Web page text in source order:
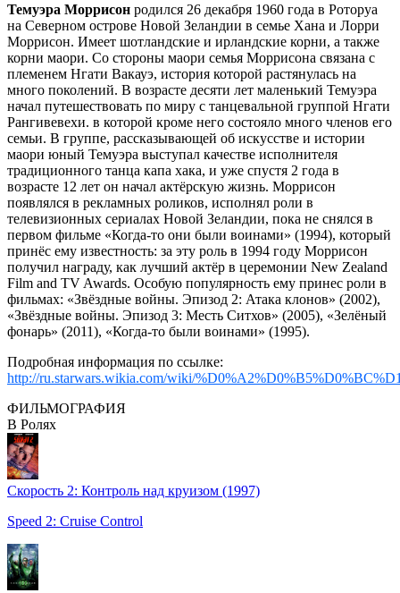
Темуэра Моррисон родился 26 декабря 1960 года в Роторуа
на Северном острове Новой Зеландии в семье Хана и Лорри
Моррисон. Имеет шотландские и ирландские корни, а также
корни маори. Со стороны маори семья Моррисона связана с
племенем Нгати Вакауэ, история которой растянулась на
много поколений. В возрасте десяти лет маленький Темуэра
начал путешествовать по миру с танцевальной группой Нгати
Рангивевехи. в которой кроме него состояло много членов его
семьи. В группе, рассказывающей об искусстве и истории
маори юный Темуэра выступал качестве исполнителя
традиционного танца капа хака, и уже спустя 2 года в
возрасте 12 лет он начал актёрскую жизнь. Моррисон
появлялся в рекламных роликов, исполнял роли в
телевизионных сериалах Новой Зеландии, пока не снялся в
первом фильме «Когда-то они были воинами» (1994), который
принёс ему известность: за эту роль в 1994 году Моррисон
получил награду, как лучший актёр в церемонии New Zealand
Film and TV Awards. Особую популярность ему принес роли в
фильмах: «Звёздные войны. Эпизод 2: Атака клонов» (2002),
«Звёздные войны. Эпизод 3: Месть Ситхов» (2005), «Зелёный
фонарь» (2011), «Когда-то были воинами» (1995).
Подробная информация по ссылке:
http://ru.starwars.wikia.com/wiki/
ФИЛЬМОГРАФИЯ
В Ролях
Скорость 2: Контроль над круизом (1997)
Speed 2: Cruise Control